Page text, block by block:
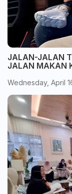
JALAN-JALAN
JALAN MAKAN
Wednesday, April